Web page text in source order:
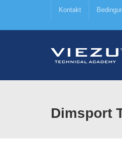
Kontakt
Dimsport